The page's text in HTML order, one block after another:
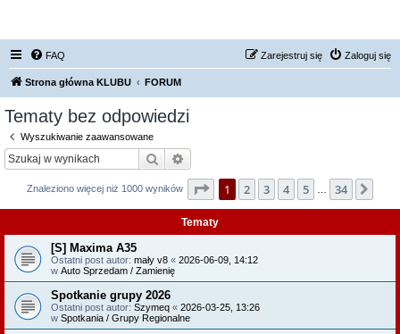
FAQ Zaloguj się
Zarejestruj się
Strona główna KLUBU FORUM
Tematy bez odpowiedzi
Wyszukiwanie zaawansowane
Szukaj
Znaleziono więcej niż 1000 wyników Strona z34
1 2 3 4 5 34
Tematy
[S] Maxima A35
Ostatni post autor: mały v8 « 2026-06-09, 14:12
w Auto Sprzedam / Zamienię
Spotkanie grupy 2026
Ostatni post autor: Szymeq « 2026-03-25, 13:26
w Spotkania / Grupy Regionalne